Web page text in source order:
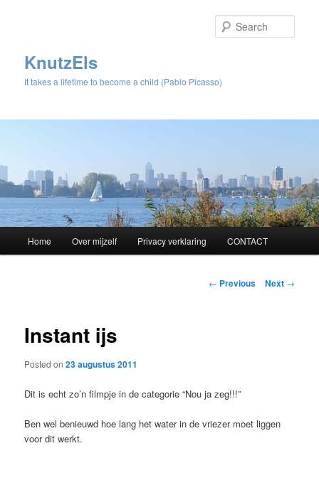
KnutzEls
It takes a lifetime to become a child (Pablo Picasso)
Skip
content
Home Over mijzelf Privacy verklaring CONTACT
Post
← Previous Next →
Instant ijs
Posted on23 augustus 2011
Dit is echt zo’n filmpje in de categorie “Nou ja zeg!!!”
Ben wel benieuwd hoe lang het water in de vriezer moet liggen
voor dit werkt.